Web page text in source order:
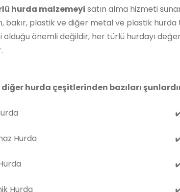
hurda malzemeyi satın alma hizmeti
bakır, plastik ve diğer metal ve plastik hurda
olduğu önemli değildir, her türlü hurdayı
diğer hurda çeşitlerinden bazıları
Hurda
Hurda